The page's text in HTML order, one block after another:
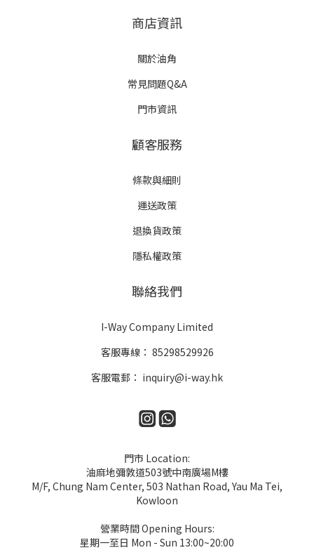
商店資訊
關於油角
常見問題Q&A
門市資訊
顧客服務
條款與細則
運送政策
退換貨政策
隱私權政策
聯絡我們
I-Way Company Limited
客服專線： 85298529926
客服電郵： inquiry@i-way.hk
門市 Location:
油麻地彌敦道503號中南廣場M樓
M/F, Chung Nam Center, 503 Nathan Road, Yau Ma Tei,
Kowloon
營業時間 Opening Hours:
星期一至日 Mon - Sun 13:00~20:00